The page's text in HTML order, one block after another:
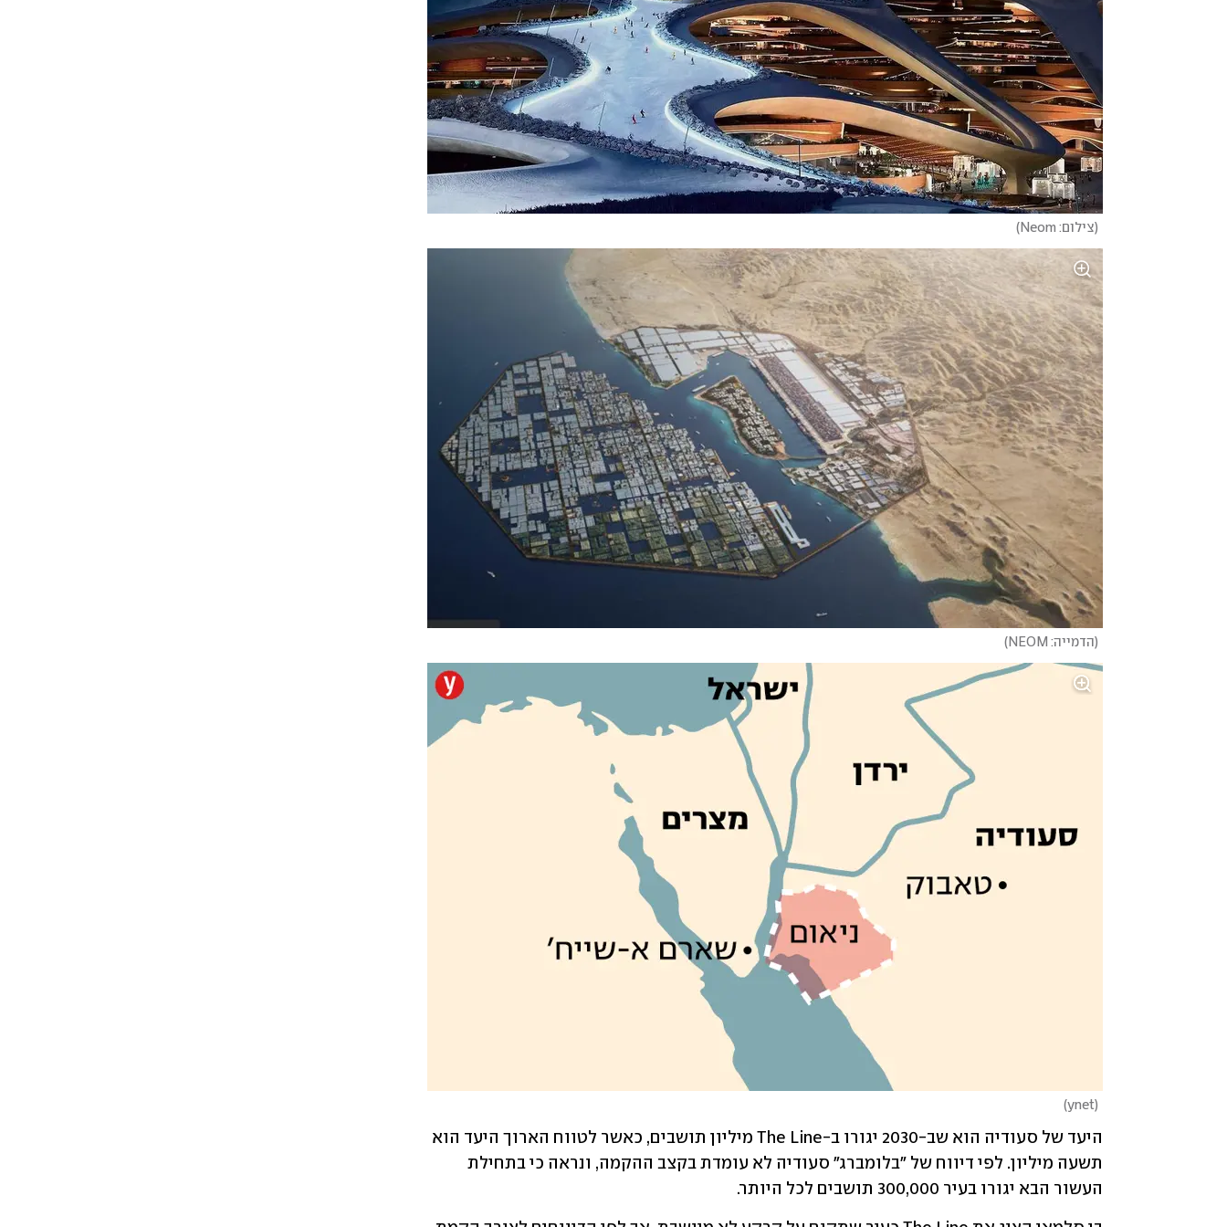
(צילום: Neom )
(הדמייה: NEOM )
(
ynet
)
העשור הבא יגורו בעיר 300,000 תושבים לכל היותר.